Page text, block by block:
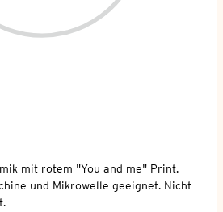
mit rotem "You and me" Print.
und Mikrowelle geeignet. Nicht